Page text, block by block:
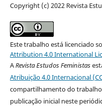
Copyright (c) 2022 Revista
Este trabalho está licenciado
Attribution 4.0 International
ARevista Estudos Feministas
Atribuição 4.0 Internacional
compartilhamento do
publicação inicial neste